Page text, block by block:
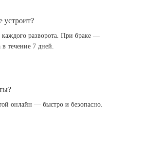
устроит?
каждого разворота. При браке —
в течение 7 дней.
онлайн — быстро и безопасно.